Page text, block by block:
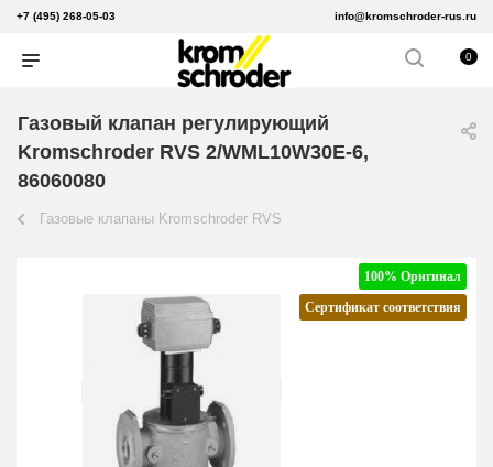
+7 (495) 268-05-03 info@kromschroder-rus.ru
0
Газовый клапан регулирующий
Kromschroder RVS 2/WML10W30E-6,
86060080
Газовые клапаны Kromschroder RVS
100% Оригинал
Сертификат соответствия